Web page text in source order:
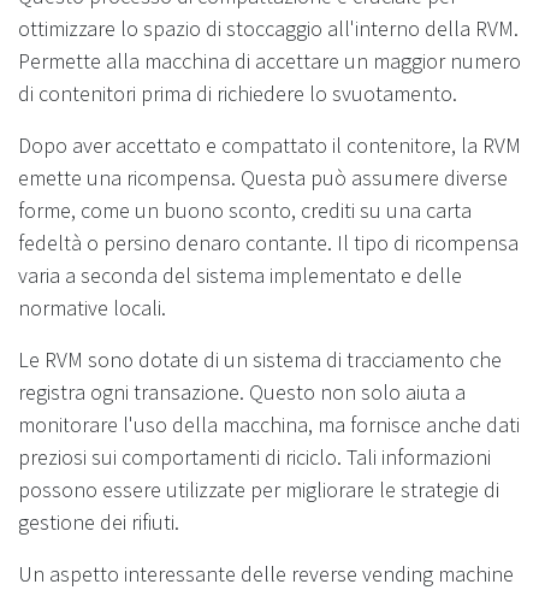
ottimizzare lo spazio di stoccaggio all'interno della RVM.
Permette alla macchina di accettare un maggior numero
di contenitori prima di richiedere lo svuotamento.
Dopo aver accettato e compattato il contenitore, la RVM
emette una ricompensa. Questa può assumere diverse
forme, come un buono sconto, crediti su una carta
fedeltà o persino denaro contante. Il tipo di ricompensa
varia a seconda del sistema implementato e delle
normative locali.
Le RVM sono dotate di un sistema di tracciamento che
registra ogni transazione. Questo non solo aiuta a
monitorare l'uso della macchina, ma fornisce anche dati
preziosi sui comportamenti di riciclo. Tali informazioni
possono essere utilizzate per migliorare le strategie di
gestione dei rifiuti.
Un aspetto interessante delle reverse vending machine